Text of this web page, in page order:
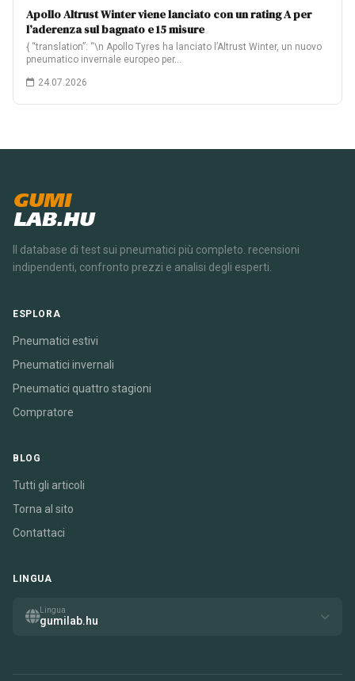
Apollo Altrust Winter viene lanciato con un rating A per
l’aderenza sul bagnato e 15 misure
{ “translation”: “\n Apollo Tyres ha lanciato l’Altrust Winter, un nuovo
pneumatico invernale europeo per…
24.07.2026
GUMI
LAB.HU
Il database di test sui pneumatici più completo. recensioni
indipendenti, confronto prezzi e analisi degli esperti.
ESPLORA
Pneumatici estivi
Pneumatici invernali
Pneumatici quattro stagioni
Compratore
BLOG
Tutti gli articoli
Torna al sito
Contattaci
LINGUA
Lingua
gumilab.hu